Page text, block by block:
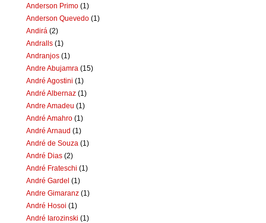
Anderson Primo (1)
Anderson Quevedo (1)
Andirá (2)
Andralls (1)
Andranjos (1)
Andre Abujamra (15)
André Agostini (1)
André Albernaz (1)
Andre Amadeu (1)
André Amahro (1)
André Arnaud (1)
André de Souza (1)
André Dias (2)
André Frateschi (1)
André Gardel (1)
Andre Gimaranz (1)
André Hosoi (1)
André Iarozinski (1)